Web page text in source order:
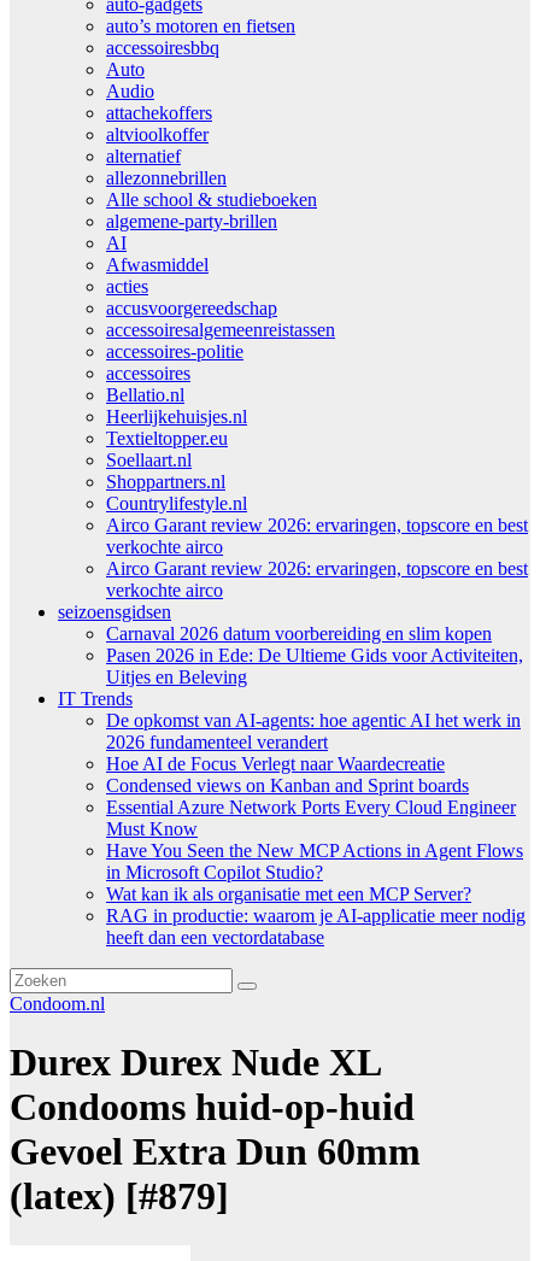
auto-gadgets
auto’s motoren en fietsen
accessoiresbbq
Auto
Audio
attachekoffers
altvioolkoffer
alternatief
allezonnebrillen
Alle school & studieboeken
algemene-party-brillen
AI
Afwasmiddel
acties
accusvoorgereedschap
accessoiresalgemeenreistassen
accessoires-politie
accessoires
Bellatio.nl
Heerlijkehuisjes.nl
Textieltopper.eu
Soellaart.nl
Shoppartners.nl
Countrylifestyle.nl
Airco Garant review 2026: ervaringen, topscore en best
verkochte airco
Airco Garant review 2026: ervaringen, topscore en best
verkochte airco
seizoensgidsen
Carnaval 2026 datum voorbereiding en slim kopen
Pasen 2026 in Ede: De Ultieme Gids voor Activiteiten,
Uitjes en Beleving
IT Trends
De opkomst van AI-agents: hoe agentic AI het werk in
2026 fundamenteel verandert
Hoe AI de Focus Verlegt naar Waardecreatie
Condensed views on Kanban and Sprint boards
Essential Azure Network Ports Every Cloud Engineer
Must Know
Have You Seen the New MCP Actions in Agent Flows
in Microsoft Copilot Studio?
Wat kan ik als organisatie met een MCP Server?
RAG in productie: waarom je AI-applicatie meer nodig
heeft dan een vectordatabase
Condoom.nl
Durex Durex Nude XL
Condooms huid-op-huid
Gevoel Extra Dun 60mm
(latex) [#879]